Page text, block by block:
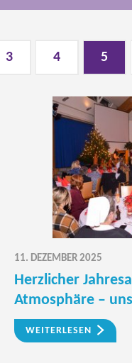
3 4 5
11. DEZEMBER 2025
Herzlicher
Atmosphäre –
WEITERLESEN